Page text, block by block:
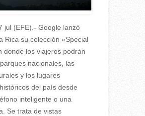
jul (EFE).- Google lanzó
Rica su colección «Special
donde los viajeros podrán
nacionales, las
y los lugares
del país desde
inteligente o una
Se trata de vistas